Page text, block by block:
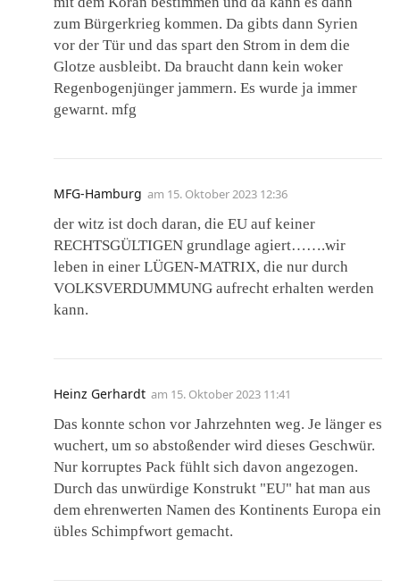
zum Bürgerkrieg kommen. Da gibts dann Syrien
vor der Tür und das spart den Strom in dem die
Glotze ausbleibt. Da braucht dann kein woker
Regenbogenjünger jammern. Es wurde ja immer
gewarnt. mfg
MFG-Hamburg am 15. Oktober 2023 12:36
der witz ist doch daran, die EU auf keiner
RECHTSGÜLTIGEN grundlage agiert…….wir
leben in einer LÜGEN-MATRIX, die nur durch
VOLKSVERDUMMUNG aufrecht erhalten werden
kann.
Heinz Gerhardt am 15. Oktober 2023 11:41
Das konnte schon vor Jahrzehnten weg. Je länger es
wuchert, um so abstoßender wird dieses Geschwür.
Nur korruptes Pack fühlt sich davon angezogen.
Durch das unwürdige Konstrukt "EU" hat man aus
dem ehrenwerten Namen des Kontinents Europa ein
übles Schimpfwort gemacht.